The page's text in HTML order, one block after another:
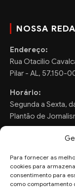
Para fornecer as
cookies para
consentimento para
como comportamento
NOSSA
Endereço:
Rua Otacilio
Pilar - AL, 57.150-
Horário:
Segunda a Sexta,
Plantão de
FALE
Sugestões de